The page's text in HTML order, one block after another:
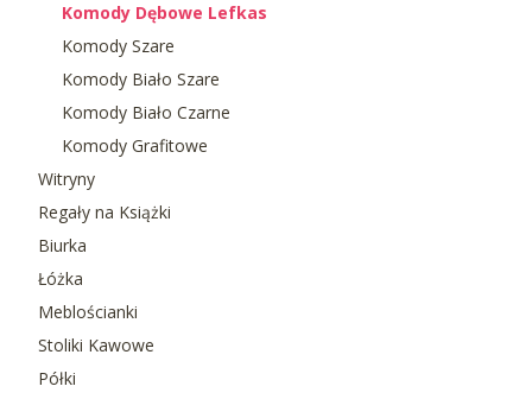
Komody Dębowe Lefkas
Komody Szare
Komody Biało Szare
Komody Biało Czarne
Komody Grafitowe
Witryny
Regały na Książki
Biurka
Łóżka
Meblościanki
Stoliki Kawowe
Półki